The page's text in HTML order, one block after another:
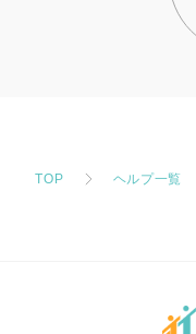
TOP ヘルプ一覧